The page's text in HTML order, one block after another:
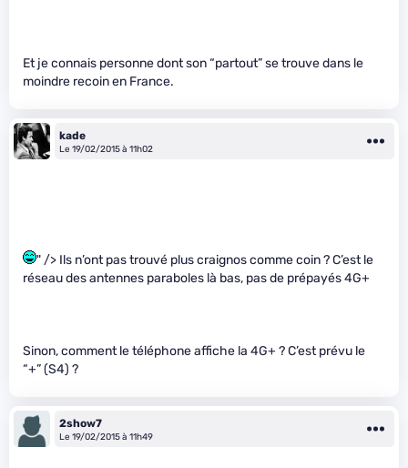
Et je connais personne dont son “partout” se trouve dans le
moindre recoin en France.
kade
Le 19/02/2015 à 11h02
" /> Ils n’ont pas trouvé plus craignos comme coin ? C’est le
réseau des antennes paraboles là bas, pas de prépayés 4G+
Sinon, comment le téléphone affiche la 4G+ ? C’est prévu le
“+” (S4) ?
2show7
Le 19/02/2015 à 11h49